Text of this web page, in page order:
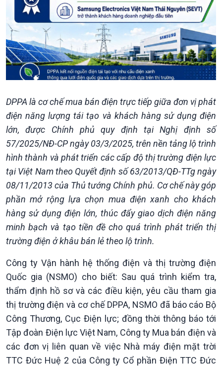
Văn hoá & Du lịch
Tin Văn hoá & Du lịch
Chát với người nổi tiếng
Câu chuyện Thể thao
Multimedia
Ảnh
Video
Infographic
DPPA là cơ chế mua bán điện trực tiếp giữa đơn vị phát
điện năng lượng tái tạo và khách hàng sử dụng điện
lớn, được Chính phủ quy định tại Nghị định số
57/2025/NĐ-CP ngày 03/3/2025, trên nền tảng lộ trình
hình thành và phát triển các cấp độ thị trường điện lực
tại Việt Nam theo Quyết định số 63/2013/QĐ-TTg ngày
08/11/2013 của Thủ tướng Chính phủ. Cơ chế này góp
phần mở rộng lựa chọn mua điện xanh cho khách
hàng sử dụng điện lớn, thúc đẩy giao dịch điện năng
minh bạch và tạo tiền đề cho quá trình phát triển thị
trường điện ở khâu bán lẻ theo lộ trình.
Công ty Vận hành hệ thống điện và thị trường điện
Quốc gia (NSMO) cho biết: Sau quá trình kiểm tra,
thẩm định hồ sơ và các điều kiện, yêu cầu tham gia
thị trường điện và cơ chế DPPA, NSMO đã báo cáo Bộ
Công Thương, Cục Điện lực; đồng thời thông báo tới
Tập đoàn Điện lực Việt Nam, Công ty Mua bán điện và
các đơn vị liên quan về việc Nhà máy điện mặt trời
TTC Đức Huệ 2 của Công ty Cổ phần Điện TTC Đức